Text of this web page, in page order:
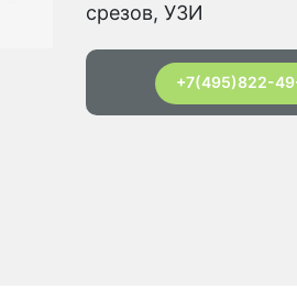
срезов, УЗИ
+7(495)822-